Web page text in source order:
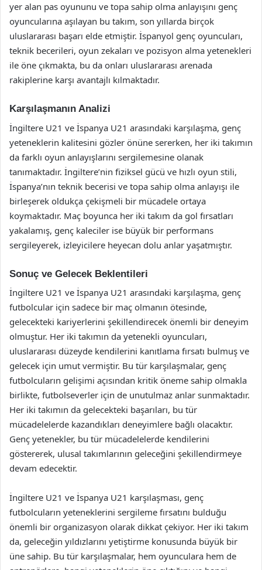
yer alan pas oyununu ve topa sahip olma anlayışını genç
oyuncularına aşılayan bu takım, son yıllarda birçok
uluslararası başarı elde etmiştir. İspanyol genç oyuncuları,
teknik becerileri, oyun zekaları ve pozisyon alma yetenekleri
ile öne çıkmakta, bu da onları uluslararası arenada
rakiplerine karşı avantajlı kılmaktadır.
Karşılaşmanın Analizi
İngiltere U21 ve İspanya U21 arasındaki karşılaşma, genç
yeteneklerin kalitesini gözler önüne sererken, her iki takımın
da farklı oyun anlayışlarını sergilemesine olanak
tanımaktadır. İngiltere’nin fiziksel gücü ve hızlı oyun stili,
İspanya’nın teknik becerisi ve topa sahip olma anlayışı ile
birleşerek oldukça çekişmeli bir mücadele ortaya
koymaktadır. Maç boyunca her iki takım da gol fırsatları
yakalamış, genç kaleciler ise büyük bir performans
sergileyerek, izleyicilere heyecan dolu anlar yaşatmıştır.
Sonuç ve Gelecek Beklentileri
İngiltere U21 ve İspanya U21 arasındaki karşılaşma, genç
futbolcular için sadece bir maç olmanın ötesinde,
gelecekteki kariyerlerini şekillendirecek önemli bir deneyim
olmuştur. Her iki takımın da yetenekli oyuncuları,
uluslararası düzeyde kendilerini kanıtlama fırsatı bulmuş ve
gelecek için umut vermiştir. Bu tür karşılaşmalar, genç
futbolcuların gelişimi açısından kritik öneme sahip olmakla
birlikte, futbolseverler için de unutulmaz anlar sunmaktadır.
Her iki takımın da gelecekteki başarıları, bu tür
mücadelelerde kazandıkları deneyimlere bağlı olacaktır.
Genç yetenekler, bu tür mücadelelerde kendilerini
göstererek, ulusal takımlarının geleceğini şekillendirmeye
devam edecektir.
İngiltere U21 ve İspanya U21 karşılaşması, genç
futbolcuların yeteneklerini sergileme fırsatını bulduğu
önemli bir organizasyon olarak dikkat çekiyor. Her iki takım
da, geleceğin yıldızlarını yetiştirme konusunda büyük bir
üne sahip. Bu tür karşılaşmalar, hem oyunculara hem de